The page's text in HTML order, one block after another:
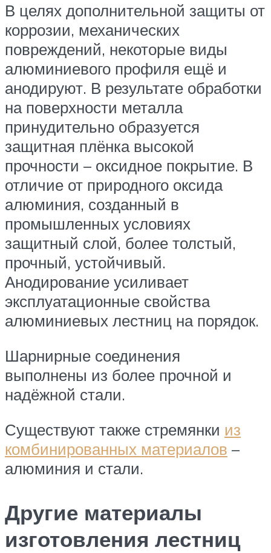
В целях дополнительной защиты от
коррозии, механических
повреждений, некоторые виды
алюминиевого профиля ещё и
анодируют. В результате обработки
на поверхности металла
принудительно образуется
защитная плёнка высокой
прочности – оксидное покрытие. В
отличие от природного оксида
алюминия, созданный в
промышленных условиях
защитный слой, более толстый,
прочный, устойчивый.
Анодирование усиливает
эксплуатационные свойства
алюминиевых лестниц на порядок.
Шарнирные соединения
выполнены из более прочной и
надёжной стали.
Существуют также стремянки из
комбинированных материалов –
алюминия и стали.
Другие материалы
изготовления лестниц